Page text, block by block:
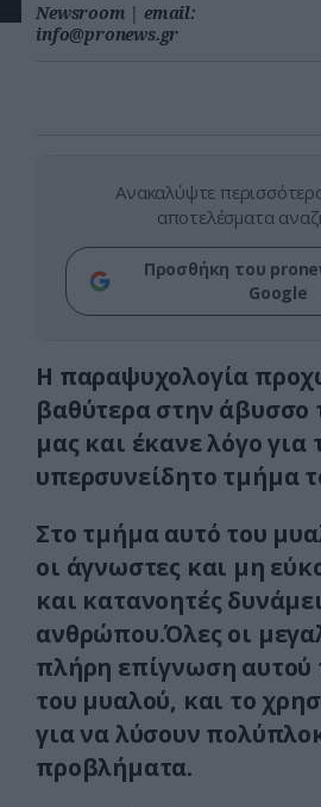
Newsroom | email:
info@pronews.gr
Ανακαλύψτε
αποτελέσματα
Προσθήκη του
Google
Η παραψυχολογία
βαθύτερα στην άβυσσο
μας και έκανε λόγο για
υπερσυνείδητο τμήμα
Στο τμήμα αυτό του
οι άγνωστες και μη
και κατανοητές
ανθρώπου.Όλες οι
πλήρη επίγνωση αυτού
του μυαλού, και το
για να λύσουν
προβλήματα.